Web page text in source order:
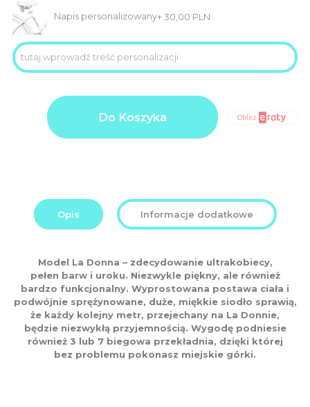
Napis personalizowany+ 30,00 PLN
Product
price
total:
PLN
Do Koszyka
Opis Informacje dodatkowe
Model La Donna – zdecydowanie ultrakobiecy,
pełen barw i uroku. Niezwykle piękny, ale również
bardzo funkcjonalny. Wyprostowana postawa ciała i
podwójnie sprężynowane, duże, miękkie siodło sprawią,
że każdy kolejny metr, przejechany na La Donnie,
będzie niezwykłą przyjemnością. Wygodę podniesie
również 3 lub 7 biegowa przekładnia, dzięki której
bez problemu pokonasz miejskie górki.